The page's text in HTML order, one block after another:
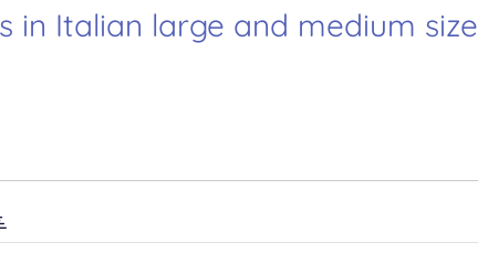
in Italian large and medium size